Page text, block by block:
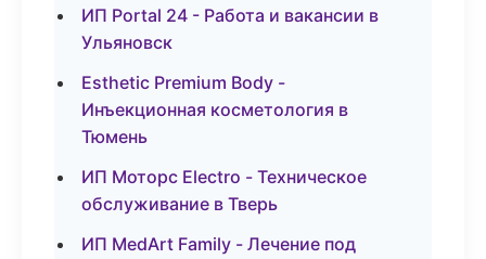
ИП Portal 24 - Работа и вакансии в
Ульяновск
Esthetic Premium Body -
Инъекционная косметология в
Тюмень
ИП Моторс Electro - Техническое
обслуживание в Тверь
ИП MedArt Family - Лечение под